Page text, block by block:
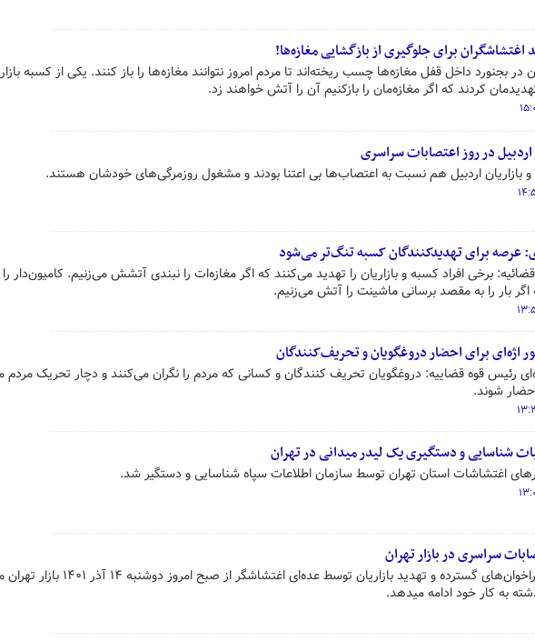
اغتشاشگران برای جلوگیری از بازگشایی مغازه‌ها!
در بجنورد داخل قفل مغازه‌ها چسب ریخته‌اند تا مردم امروز نتوانند مغازه‌ها را باز کنند. یکی از کسبه
کردند که اگر مغازه‌مان را بازکنیم آن را آتش خواهند زد.
اردبیل در روز اعتصابات سراسری
و بازاریان اردبیل هم نسبت به اعتصاب‌ها بی اعتنا بودند و مشغول روزمرگی‌های خودشان هستند.
عرصه برای تهدیدکنندگان کسبه تنگ‌تر می‌شود
برخی افراد کسبه و بازاریان را تهدید می‌کنند که اگر مغازه‌ات را نبندی آتشش می‌زنیم. کامیون‌دار
بار را به مقصد برسانی ماشینت را آتش می‌زنیم.
اژه‌ای برای احضار دروغگویان و تحریف‌کنندگان
رئیس قوه قضاییه: دروغگویان تحریف کنندگان و کسانی که مردم را نگران می‌کنند و دچار تحریک
شوند.
شناسایی و دستگیری یک لیدر میدانی در تهران
اغتشاشات استان تهران توسط سازمان اطلاعات سپاه شناسایی و دستگیر شد.
سراسری در بازار تهران
علی رغم فراخوان‌های گسترده و تهدید بازاریان توسط عده‌ای اغتشاشگر از صبح امروز
به کار خود ادامه میدهد.